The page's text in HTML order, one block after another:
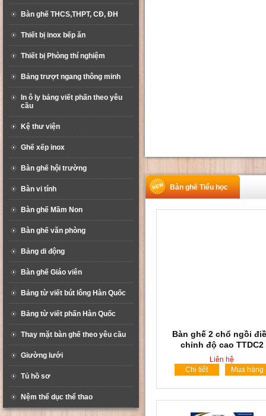
Bàn ghế THCS,THPT, CĐ, ĐH
Thiết bị inox bếp ăn
Thiết bị Phòng thí nghiệm
Bảng trượt ngang thông minh
In ô ly bảng viết phấn theo yêu
cầu
Kệ thư viện
Ghế xếp inox
Bàn ghế hội trường
Bàn vi tính
Bàn ghế Mầm Non
Bàn ghế văn phòng
Bảng di động
Bàn ghế Giáo viên
Bảng từ viết bút lông Hàn Quốc
Bảng từ viết phấn Hàn Quốc
Thay mặt bàn ghế theo yêu cầu
Giường lưới
Tủ hồ sơ
Nệm thể dục thể thao
Bàn ghế Tiểu học
Bàn ghế 2 chổ ngồi
chỉnh độ cao TTDC2
Liên hệ
Chi tiết
Mua hàng